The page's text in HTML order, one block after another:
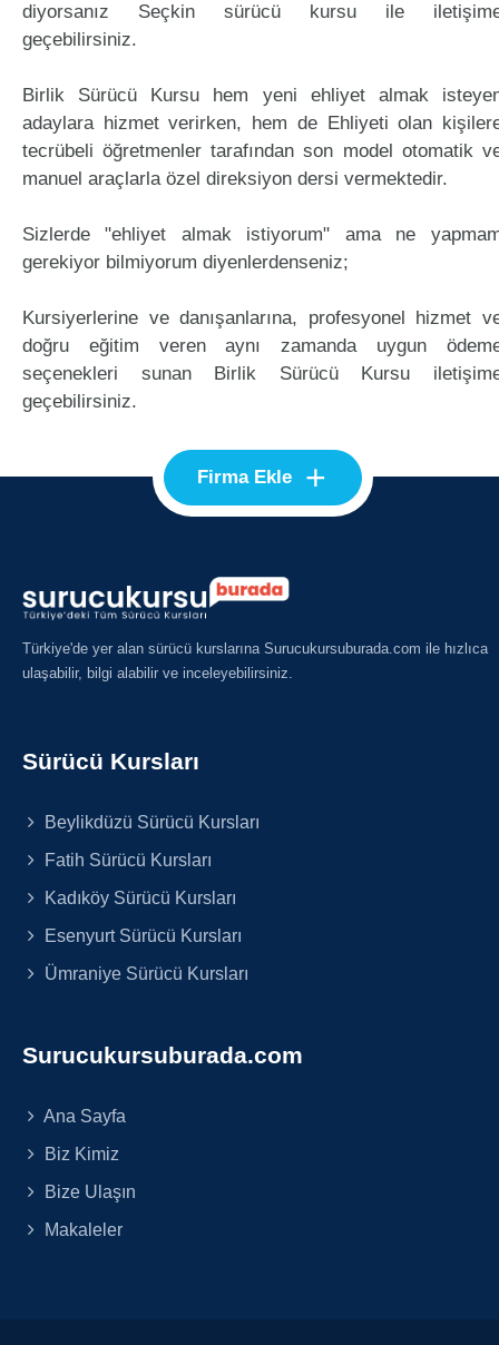
diyorsanız Seçkin sürücü kursu ile
geçebilirsiniz.
Birlik Sürücü Kursu hem yeni ehliyet almak
adaylara hizmet verirken, hem de Ehliyeti olan
tecrübeli öğretmenler tarafından son model otomatik
manuel araçlarla özel direksiyon dersi vermektedir.
Sizlerde "ehliyet almak istiyorum" ama ne
gerekiyor bilmiyorum diyenlerdenseniz;
Kursiyerlerine ve danışanlarına, profesyonel hizmet
doğru eğitim veren aynı zamanda uygun
seçenekleri sunan Birlik Sürücü Kursu
geçebilirsiniz.
Firma Ekle +
Türkiye'de yer alan sürücü kurslarına Surucukursuburada.com ile hızlıca
ulaşabilir, bilgi alabilir ve inceleyebilirsiniz.
Sürücü Kursları
Beylikdüzü Sürücü Kursları
Fatih Sürücü Kursları
Kadıköy Sürücü Kursları
Esenyurt Sürücü Kursları
Ümraniye Sürücü Kursları
Surucukursuburada.com
Ana Sayfa
Biz Kimiz
Bize Ulaşın
Makaleler